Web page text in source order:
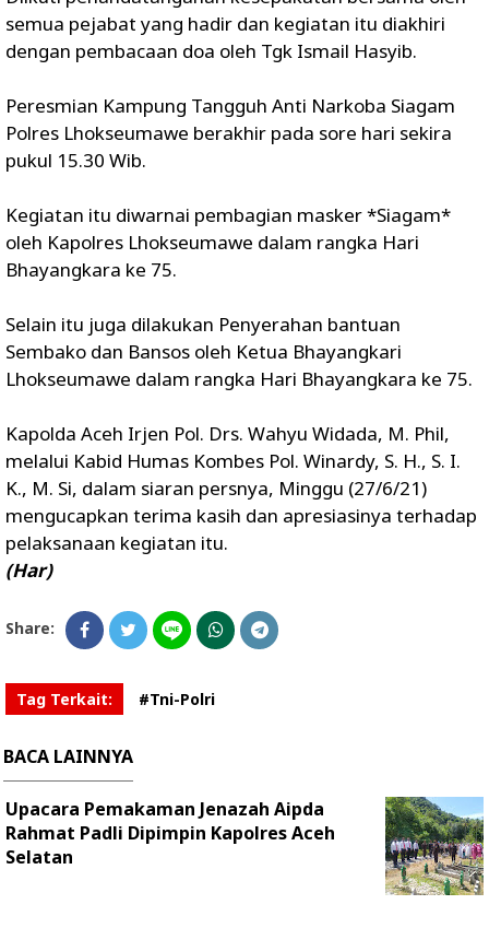
semua pejabat yang hadir dan kegiatan itu diakhiri
dengan pembacaan doa oleh Tgk Ismail Hasyib.
Peresmian Kampung Tangguh Anti Narkoba Siagam
Polres Lhokseumawe berakhir pada sore hari sekira
pukul 15.30 Wib.
Kegiatan itu diwarnai pembagian masker *Siagam*
oleh Kapolres Lhokseumawe dalam rangka Hari
Bhayangkara ke 75.
Selain itu juga dilakukan Penyerahan bantuan
Sembako dan Bansos oleh Ketua Bhayangkari
Lhokseumawe dalam rangka Hari Bhayangkara ke 75.
Kapolda Aceh Irjen Pol. Drs. Wahyu Widada, M. Phil,
melalui Kabid Humas Kombes Pol. Winardy, S. H., S. I.
K., M. Si, dalam siaran persnya, Minggu (27/6/21)
mengucapkan terima kasih dan apresiasinya terhadap
pelaksanaan kegiatan itu.
(Har)
Share:
Tag Terkait: #Tni-Polri
BACA LAINNYA
Upacara Pemakaman Jenazah Aipda
Rahmat Padli Dipimpin Kapolres Aceh
Selatan